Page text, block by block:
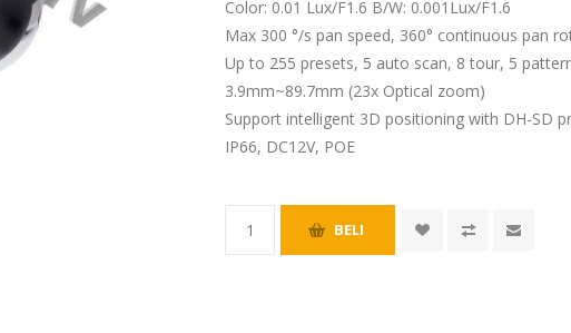
Color: 0.01 Lux/F1.6 B/W: 0.001Lux/F1.6
Max 300 °/s pan speed, 360° continuous pan
Up to 255 presets, 5 auto scan, 8 tour, 5
3.9mm~89.7mm (23x Optical zoom)
Support intelligent 3D positioning with DH-SD
IP66, DC12V, POE